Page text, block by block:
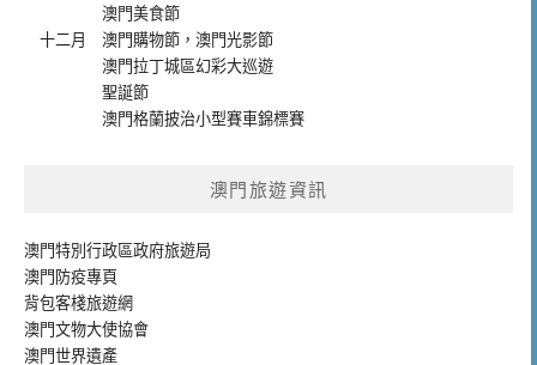
澳門美食節
十二月 澳門購物節 ， 澳門光影節
澳門拉丁城區幻彩大巡遊
聖誕節
澳門格蘭披治小型賽車錦標賽
澳門旅遊資訊
澳門特別行政區政府旅遊局
澳門防疫專頁
背包客棧旅遊網
澳門文物大使協會
澳門世界遺產